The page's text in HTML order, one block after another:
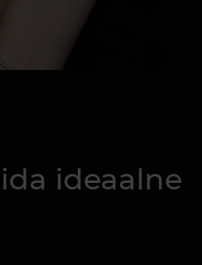
ideaalne